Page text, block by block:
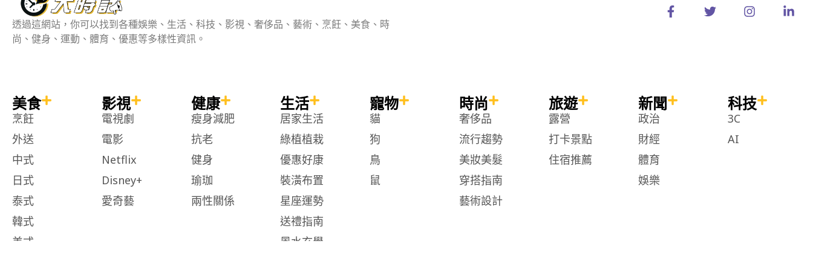
透過這網站，你可以找到各種娛樂、生活、科技、影視、奢侈品、藝術、烹飪、美食、時
尚、健身、運動、體育、優惠等多樣性資訊。
a
c
-
f
w
i
n
s
m
i
n
美食
烹飪
外送
中式
日式
泰式
韓式
美式
影視
電視劇
電影
Netflix
Disney+
愛奇藝
健康
瘦身減肥
抗老
健身
瑜珈
兩性關係
生活
居家生活
綠植植栽
優惠好康
裝潢布置
星座運勢
送禮指南
風水玄學
寵物
貓
狗
鳥
鼠
時尚
奢侈品
流行趨勢
美妝美髮
穿搭指南
藝術設計
旅遊
露營
打卡景點
住宿推薦
新聞
政治
財經
體育
娛樂
科技
3C
AI